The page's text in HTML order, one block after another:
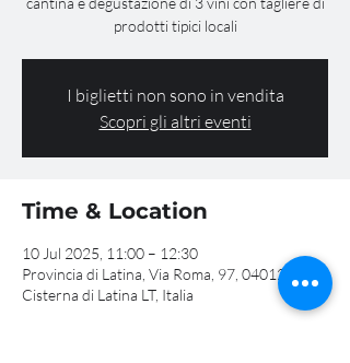
prodotti tipici locali
I biglietti non sono in vendita
Scopri gli altri eventi
Time & Location
10 Jul 2025, 11:00 – 12:30
Provincia di Latina, Via Roma, 97, 04012
Cisterna di Latina LT, Italia